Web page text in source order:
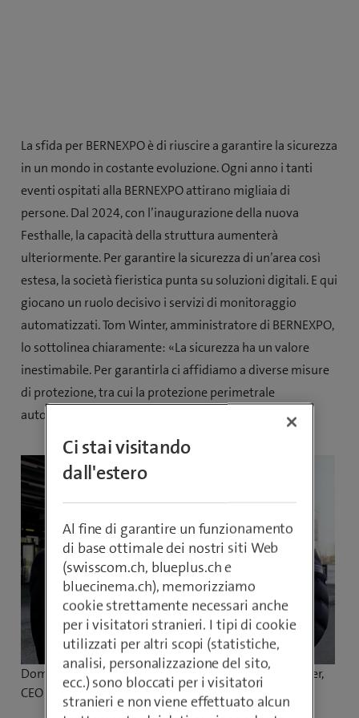
La sfida per BERNEXPO è di riuscire a garantire la sicurezza
in un mondo in costante evoluzione. Ogni anno i tanti
eventi ospitati alla BERNEXPO attirano migliaia di
persone. Dal 2024, con l’inaugurazione della nuova
Festhalle, la capacità della struttura aumenterà
ulteriormente. Per garantire la sicurezza di un’area così
estesa, la società fieristica punta su soluzioni digitali. E qui
giocano un ruolo decisivo i servizi di monitoraggio
automatizzati. Tom Winter, amministratore di BERNEXPO,
lo sottolinea chiaramente: «La sicurezza ha un valore
inestimabile. Per garantirla ci affidiamo a diverse misure
di protezione, tra cui la protezione perimetrale
automatizzata con droni di Swisscom Broadcast».
Dominik Müller, CEO Swisscom Broadcast e Tom Winter,
CEO BERNEXPO
Ci stai visitando
dall'estero
Al fine di garantire un funzionamento
di base ottimale dei nostri siti Web
(swisscom.ch, blueplus.ch e
bluecinema.ch), memorizziamo
cookie strettamente necessari anche
per i visitatori stranieri. I tipi di cookie
utilizzati per altri scopi (statistiche,
analisi, personalizzazione del sito,
ecc.) sono bloccati per i visitatori
stranieri e non viene effettuato alcun